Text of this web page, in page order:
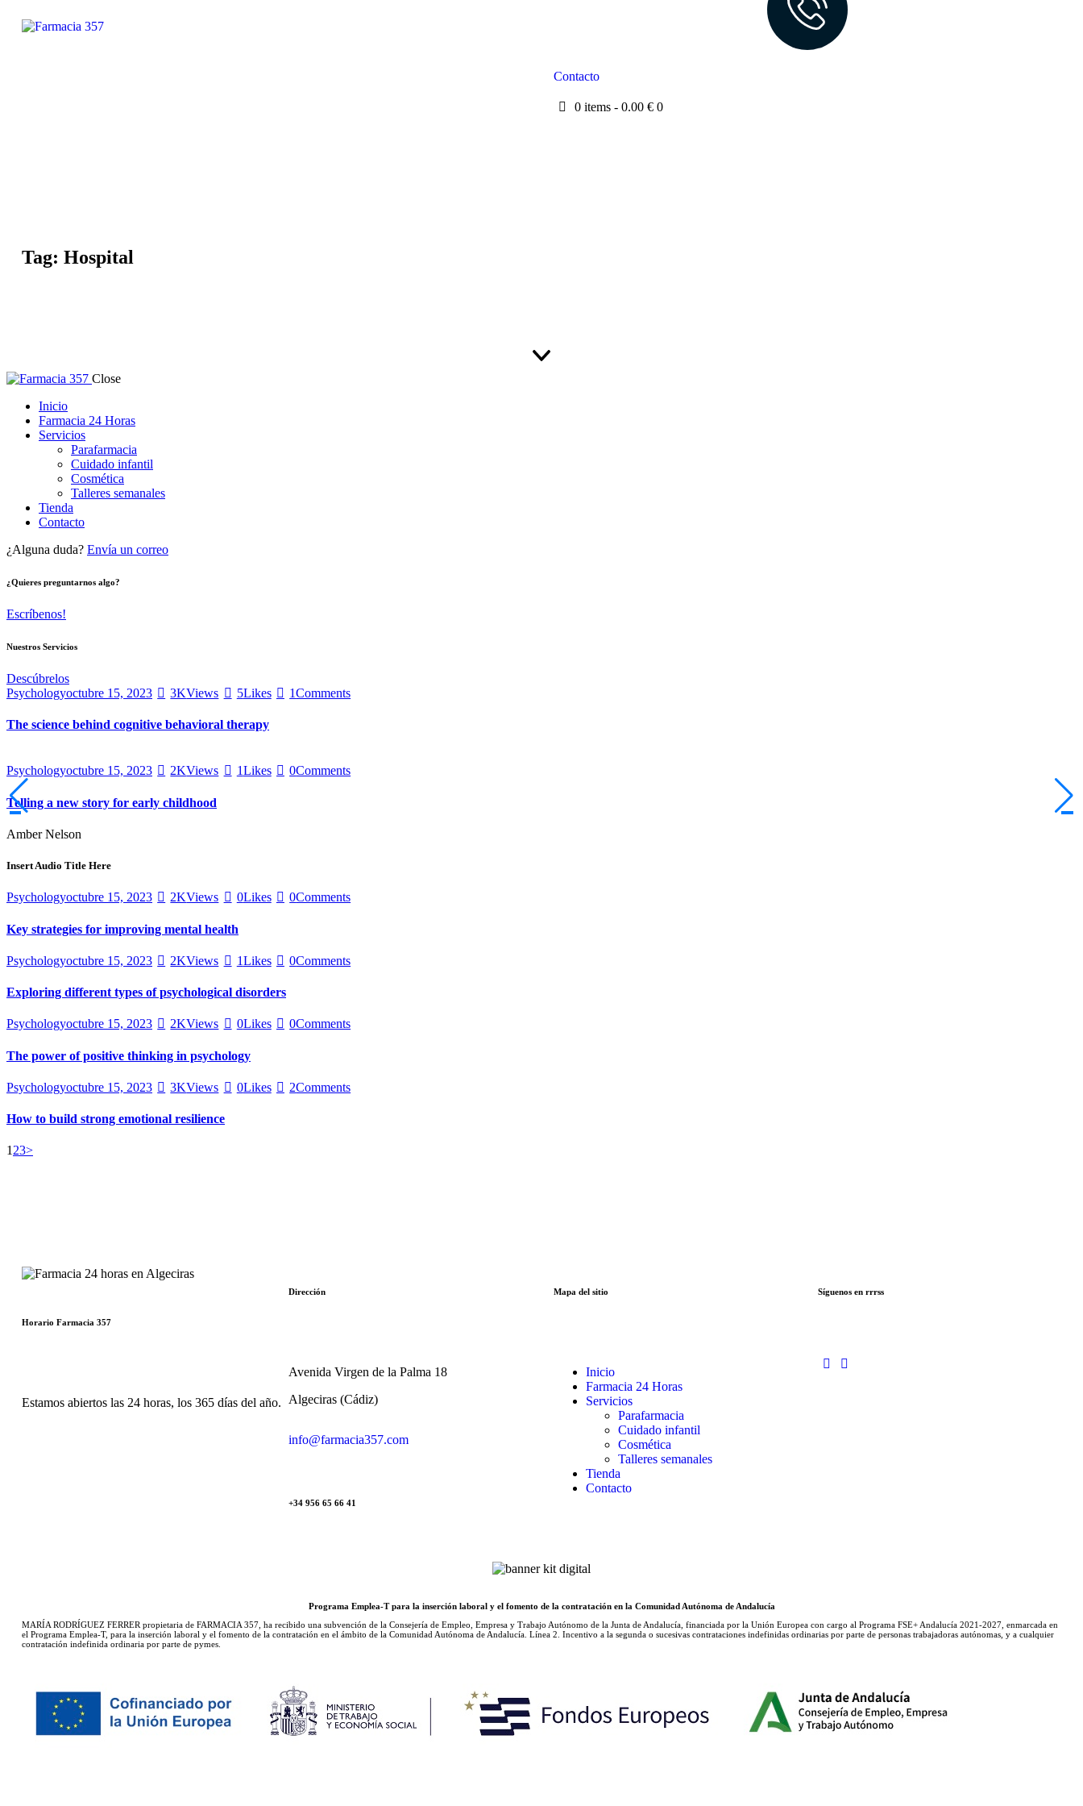
Contacto
0 items -0.00 € 0
Tag: Hospital
Close
Inicio
Farmacia 24 Horas
Servicios
Parafarmacia
Cuidado infantil
Cosmética
Talleres semanales
Tienda
Contacto
¿Alguna duda? Envía un correo
¿Quieres preguntarnos algo?
Escríbenos!
Nuestros Servicios
Descúbrelos
Psychologyoctubre 15, 2023 3KViews 5Likes 1Comments
The science behind cognitive behavioral therapy
Psychologyoctubre 15, 2023 2KViews 1Likes 0Comments
Telling a new story for early childhood
Amber Nelson
Insert Audio Title Here
Psychologyoctubre 15, 2023 2KViews 0Likes 0Comments
Key strategies for improving mental health
Psychologyoctubre 15, 2023 2KViews 1Likes 0Comments
Exploring different types of psychological disorders
Psychologyoctubre 15, 2023 2KViews 0Likes 0Comments
The power of positive thinking in psychology
Psychologyoctubre 15, 2023 3KViews 0Likes 2Comments
How to build strong emotional resilience
123>
Horario Farmacia 357
Estamos abiertos las 24 horas, los 365 días del año.
Dirección
Avenida Virgen de la Palma 18
Algeciras (Cádiz)
info@farmacia357.com
+34 956 65 66 41
Mapa del sitio
Inicio
Farmacia 24 Horas
Servicios
Parafarmacia
Cuidado infantil
Cosmética
Talleres semanales
Tienda
Contacto
Síguenos en rrrss
Programa Emplea-T para la inserción laboral y el fomento de la contratación en la Comunidad Autónoma de Andalucía
MARÍA RODRÍGUEZ FERRER propietaria de FARMACIA 357, ha recibido una subvención de la Consejería de Empleo, Empresa y Trabajo Autónomo de la Junta de Andalucía, financiada por la Unión Europea con cargo al Programa FSE+ Andalucía 2021-2027, enmarcada en
el Programa Emplea-T, para la inserción laboral y el fomento de la contratación en el ámbito de la Comunidad Autónoma de Andalucía. Línea 2. Incentivo a la segunda o sucesivas contrataciones indefinidas ordinarias por parte de personas trabajadoras autónomas, y a cualquier
contratación indefinida ordinaria por parte de pymes.